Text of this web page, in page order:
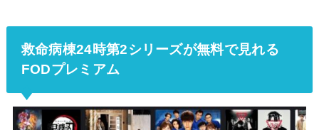
救命病棟24時第2シリーズが無料で見れる
FODプレミアム